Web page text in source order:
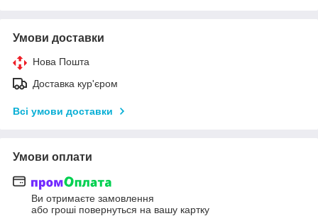
Умови доставки
Нова Пошта
Доставка кур'єром
Всі умови доставки
Умови оплати
Ви отримаєте замовлення
або гроші повернуться на вашу картку